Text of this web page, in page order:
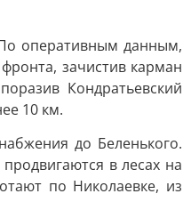
оперативным данным,
зачистив карман
Кондратьевский
10 км.
до Беленького.
в лесах на
по Николаевке, из